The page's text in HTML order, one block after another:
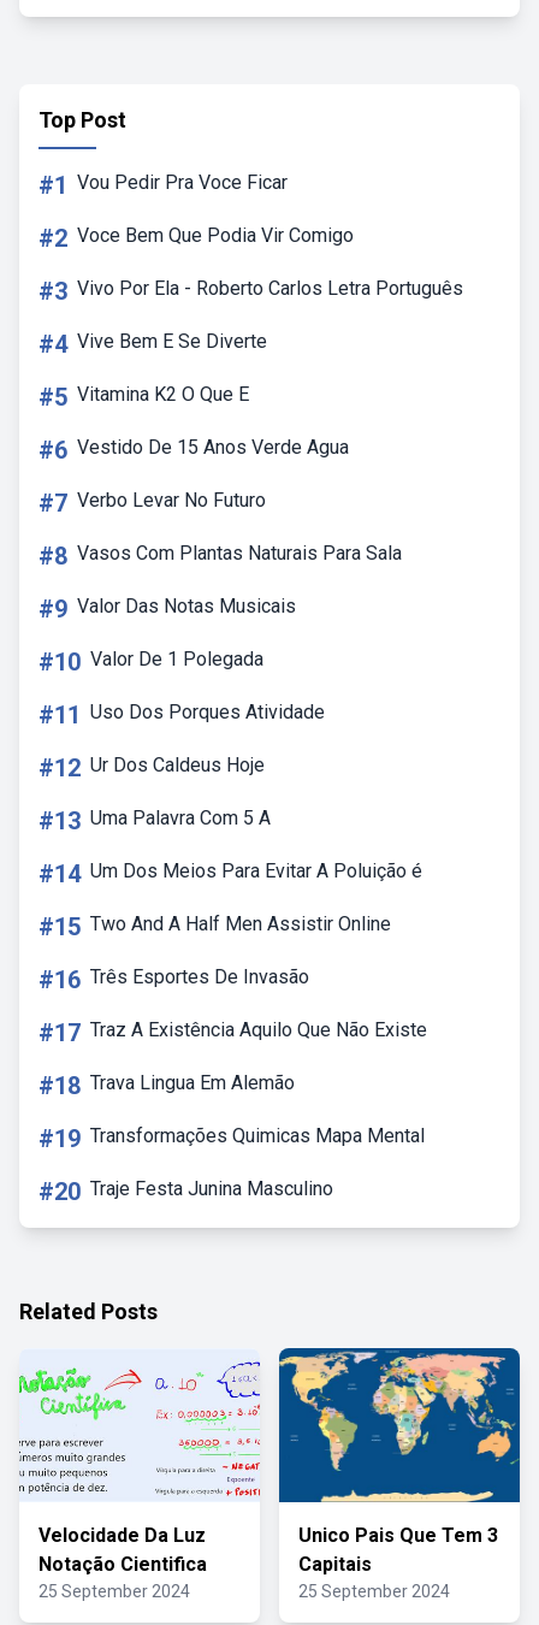
Top Post
#1 Vou Pedir Pra Voce Ficar
#2 Voce Bem Que Podia Vir Comigo
#3 Vivo Por Ela - Roberto Carlos Letra Português
#4 Vive Bem E Se Diverte
#5 Vitamina K2 O Que E
#6 Vestido De 15 Anos Verde Agua
#7 Verbo Levar No Futuro
#8 Vasos Com Plantas Naturais Para Sala
#9 Valor Das Notas Musicais
#10 Valor De 1 Polegada
#11 Uso Dos Porques Atividade
#12 Ur Dos Caldeus Hoje
#13 Uma Palavra Com 5 A
#14 Um Dos Meios Para Evitar A Poluição é
#15 Two And A Half Men Assistir Online
#16 Três Esportes De Invasão
#17 Traz A Existência Aquilo Que Não Existe
#18 Trava Lingua Em Alemão
#19 Transformações Quimicas Mapa Mental
#20 Traje Festa Junina Masculino
Related Posts
Velocidade Da Luz
Notação Cientifica
25 September 2024
Unico Pais Que Tem 3
Capitais
25 September 2024